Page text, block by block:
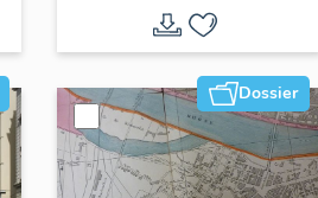
Dossier